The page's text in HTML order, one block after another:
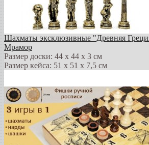
Шахматы эксклюзивные "Древняя
Мрамор
Размер доски: 44 х 44 х 3 см
Размер кейса: 51 х 51 х 7,5 см